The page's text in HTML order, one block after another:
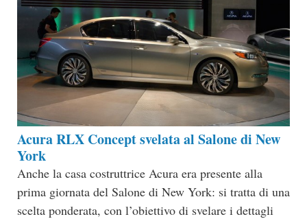
Acura RLX Concept svelata al Salone di New
York
Anche la casa costruttrice Acura era presente alla
prima giornata del Salone di New York: si tratta di una
scelta ponderata, con l’obiettivo di svelare i dettagli